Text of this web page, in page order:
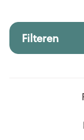
Filteren